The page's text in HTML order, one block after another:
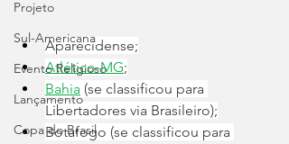
Projeto
Sul-Americana
Evento Religioso
Lançamento
Copa do Brasil
Aparecidense;
Atlético-MG;
Bahia (se classificou para
Libertadores via Brasileiro);
Botafogo (se classificou para